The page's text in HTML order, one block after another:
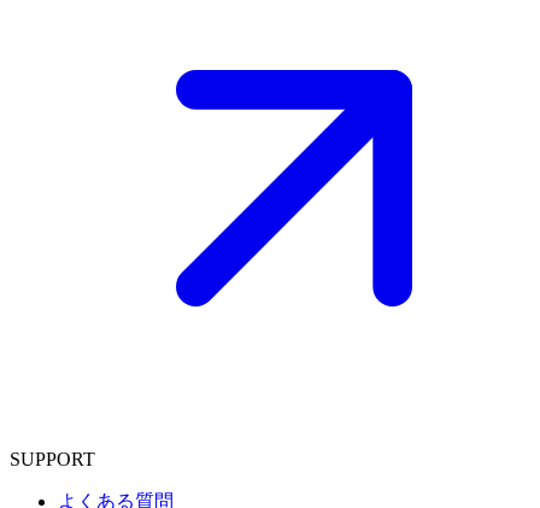
SUPPORT
よくある質問